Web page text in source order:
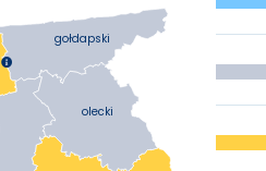
olecki
gołdapski
